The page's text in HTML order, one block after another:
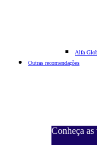
Alfa
Outras recomendações
Conheça as